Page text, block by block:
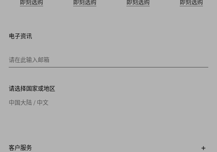
即刻选购 即刻选购 即刻选购 即刻选购
电子资讯
请在此输入邮箱
请选择国家或地区
中国大陆 / 中文
客户服务